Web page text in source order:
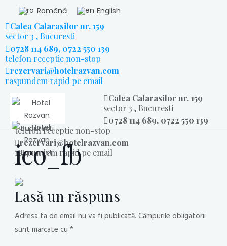
Română English
Calea Calarasilor nr. 159
sector 3 , Bucuresti
0728 114 689, 0722 550 139
telefon receptie non-stop
rezervari@hotelrazvan.com
raspundem rapid pe email
Calea Calarasilor nr. 159
sector 3 , Bucuresti
0728 114 689, 0722 550 139
telefon receptie non-stop
rezervari@hotelrazvan.com
raspundem rapid pe email
ico_fb
Lasă un răspuns
Adresa ta de email nu va fi publicată. Câmpurile obligatorii
sunt marcate cu *